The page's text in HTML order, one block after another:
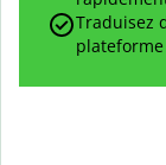
Traduisez